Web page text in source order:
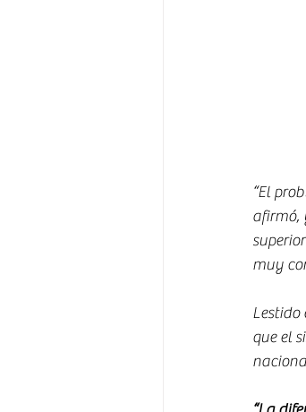
“El
afirmó,
muy
Lestido
que el